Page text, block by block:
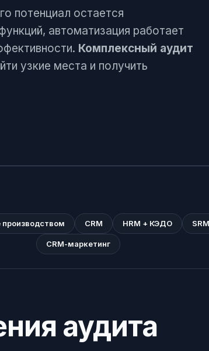
потенциал остается
автоматизация работает
Комплексный аудит
узкие места и получить
производством CRM HRM + КЭДО
CRM-маркетинг
аудита